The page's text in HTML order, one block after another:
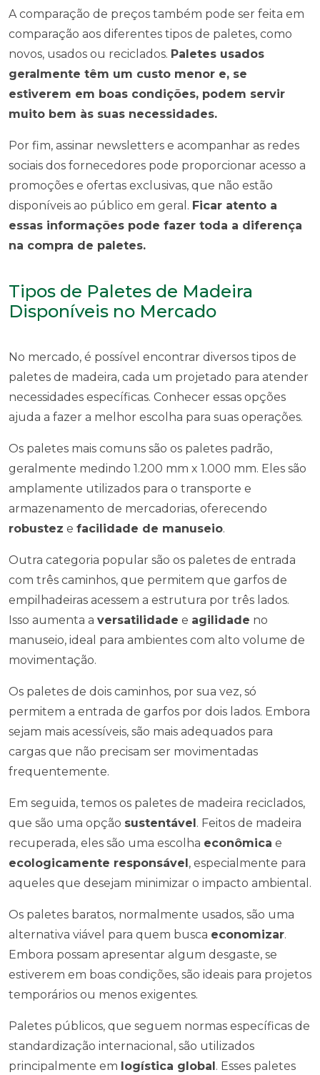
A comparação de preços também pode ser feita em
comparação aos diferentes tipos de paletes, como
novos, usados ou reciclados. Paletes usados
geralmente têm um custo menor e, se
estiverem em boas condições, podem servir
muito bem às suas necessidades.
Por fim, assinar newsletters e acompanhar as redes
sociais dos fornecedores pode proporcionar acesso a
promoções e ofertas exclusivas, que não estão
disponíveis ao público em geral. Ficar atento a
essas informações pode fazer toda a diferença
na compra de paletes.
Tipos de Paletes de Madeira
Disponíveis no Mercado
No mercado, é possível encontrar diversos tipos de
paletes de madeira, cada um projetado para atender
necessidades específicas. Conhecer essas opções
ajuda a fazer a melhor escolha para suas operações.
Os paletes mais comuns são os paletes padrão,
geralmente medindo 1.200 mm x 1.000 mm. Eles são
amplamente utilizados para o transporte e
armazenamento de mercadorias, oferecendo
robustez e facilidade de manuseio.
Outra categoria popular são os paletes de entrada
com três caminhos, que permitem que garfos de
empilhadeiras acessem a estrutura por três lados.
Isso aumenta a versatilidade e agilidade no
manuseio, ideal para ambientes com alto volume de
movimentação.
Os paletes de dois caminhos, por sua vez, só
permitem a entrada de garfos por dois lados. Embora
sejam mais acessíveis, são mais adequados para
cargas que não precisam ser movimentadas
frequentemente.
Em seguida, temos os paletes de madeira reciclados,
que são uma opção sustentável. Feitos de madeira
recuperada, eles são uma escolha econômica e
ecologicamente responsável, especialmente para
aqueles que desejam minimizar o impacto ambiental.
Os paletes baratos, normalmente usados, são uma
alternativa viável para quem busca economizar.
Embora possam apresentar algum desgaste, se
estiverem em boas condições, são ideais para projetos
temporários ou menos exigentes.
Paletes públicos, que seguem normas específicas de
standardização internacional, são utilizados
principalmente em logística global. Esses paletes